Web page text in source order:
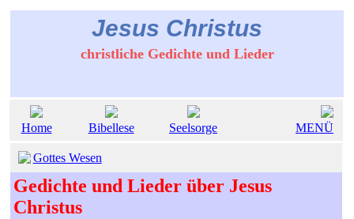
Jesus Christus
christliche Gedichte und Lieder
Home Bibellese Seelsorge MENÜ
Gottes Wesen
Gedichte und Lieder über Jesus
Christus